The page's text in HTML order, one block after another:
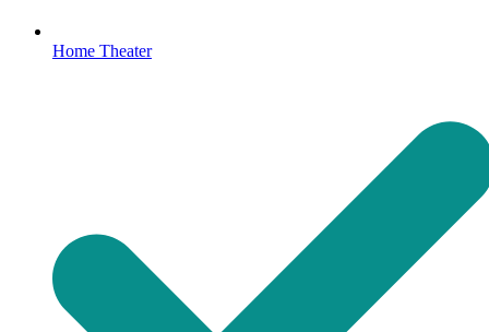
Home Theater